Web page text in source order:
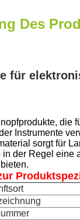
Des
für
die
Instrumente
sorgt für
der Regel eine